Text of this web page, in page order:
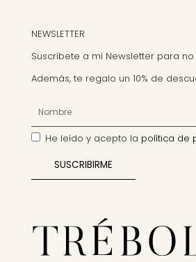
NEWSLETTER
Suscríbete a mi Newsletter para
Además, te regalo un 10% de
He leído y acepto la política de